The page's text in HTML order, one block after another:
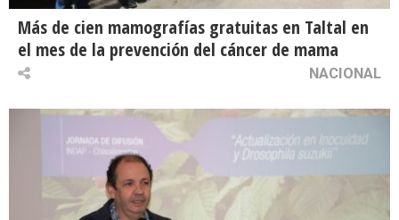
Más de cien mamografías gratuitas en Taltal en
el mes de la prevención del cáncer de mama
NACIONAL